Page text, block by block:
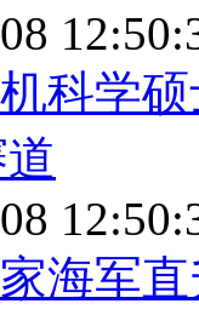
科学
海军